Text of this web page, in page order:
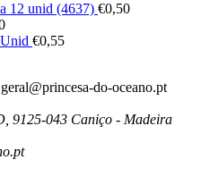
12 unid (4637) €0,50
€0,55
geral@princesa-do-oceano.pt
9125-043 Caniço - Madeira